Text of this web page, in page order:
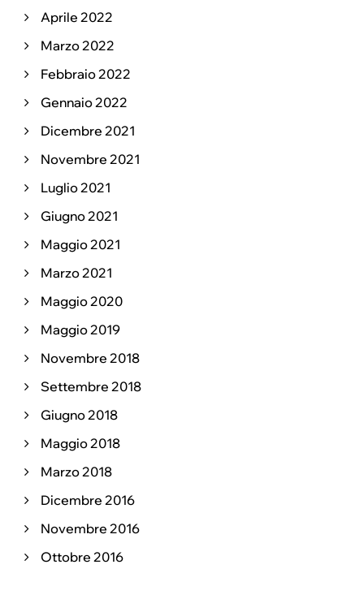
Aprile 2022
Marzo 2022
Febbraio 2022
Gennaio 2022
Dicembre 2021
Novembre 2021
Luglio 2021
Giugno 2021
Maggio 2021
Marzo 2021
Maggio 2020
Maggio 2019
Novembre 2018
Settembre 2018
Giugno 2018
Maggio 2018
Marzo 2018
Dicembre 2016
Novembre 2016
Ottobre 2016